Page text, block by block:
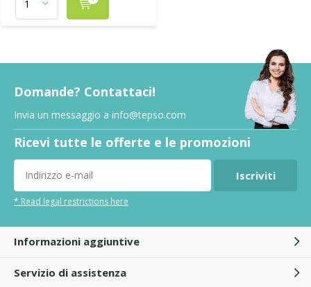
Domande? Contattaci!
Invia un messaggio a info@tepso.com
Ricevi tutte le offerte e le promozioni
Iscriviti
* Read legal restrictions here
Informazioni aggiuntive
Servizio di assistenza